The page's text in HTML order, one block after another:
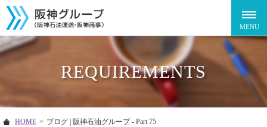
REQUIREMENTS
HOME > ブログ | 阪神石油グループ - Part 75